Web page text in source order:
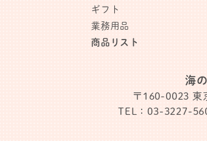
ギフト
業務用品
商品リスト
海
〒160-0023 東
TEL：03-3227-